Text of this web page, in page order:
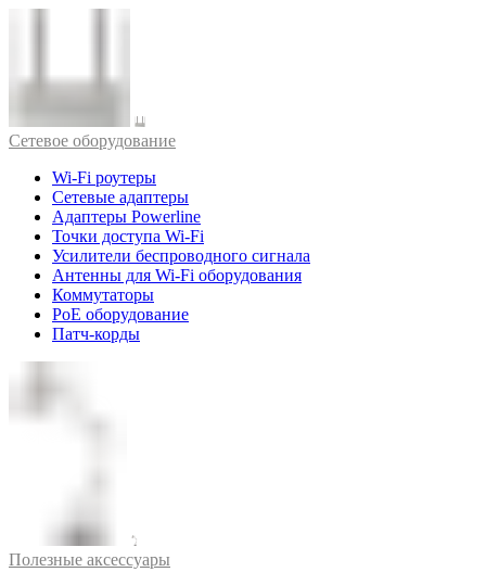
Cетевое оборудование
Wi-Fi роутеры
Сетевые адаптеры
Адаптеры Powerline
Точки доступа Wi-Fi
Усилители беспроводного сигнала
Антенны для Wi-Fi оборудования
Коммутаторы
PoE оборудование
Патч-корды
Полезные аксессуары